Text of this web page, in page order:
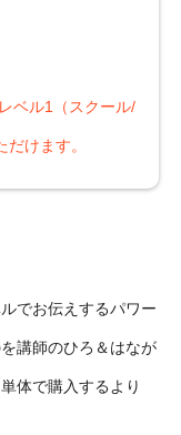
ベル1（スクール/
けます。
でお伝えするパワー
講師のひろ＆はなが
体で購入するより